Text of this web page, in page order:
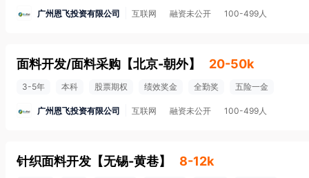
广州恩飞投资有限公司 互联网 融资未公开 100-499人
面料开发/面料采购 【北京-朝外】 20-50k
3-5年 本科 股票期权 绩效奖金 全勤奖 五险一金
广州恩飞投资有限公司 互联网 融资未公开 100-499人
针织面料开发 【无锡-黄巷】 8-12k